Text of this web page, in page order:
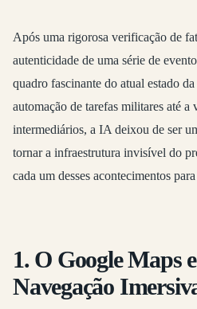
Após uma rigorosa verificação de
autenticidade de uma série de
quadro fascinante do atual estado
automação de tarefas militares até a
intermediários, a IA deixou de ser
tornar a infraestrutura invisível do
cada um desses acontecimentos
1. O Google Maps
Navegação